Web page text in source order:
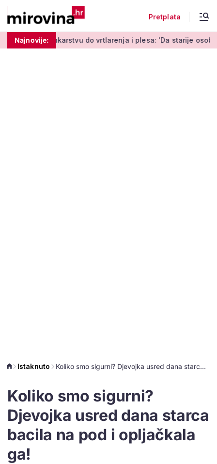
Pretplata
Najnovije:
do vrtlarenja i plesa: 'Da starije osobe ne ostavimo
Istaknuto Koliko smo sigurni? Djevojka usred dana starca bacila na pod i opljačkala ga!
Koliko smo sigurni?
Djevojka usred dana starca
bacila na pod i opljačkala
ga!